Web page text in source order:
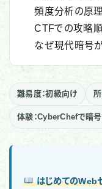
頻度分析の原理
CTFでの攻略
なぜ現代暗号
難易度：初級向け
体験：CyberChefで暗
はじめてのWeb